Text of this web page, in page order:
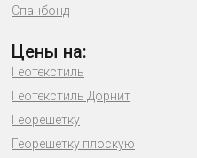
Спанбонд
Цены на:
Геотекстиль
Геотекстиль Дорнит
Георешетку
Георешетку плоскую